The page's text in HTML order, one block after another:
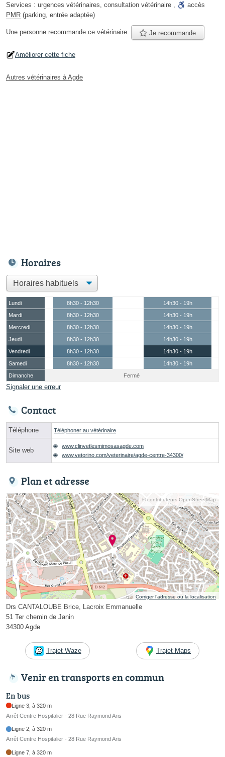
Services : urgences vétérinaires, consultation vétérinaire ,
accès
PMR (parking, entrée adaptée)
Une personne recommande ce vétérinaire. Je recommande
Améliorer cette fiche
Autres vétérinaires à Agde
Horaires
Lundi 8h30 - 12h30
14h30 - 19h
Mardi
8h30 - 12h30
14h30 - 19h
Mercredi
8h30 - 12h30
14h30 - 19h
Jeudi
8h30 - 12h30
14h30 - 19h
Vendredi
8h30 - 12h30
14h30 - 19h
Samedi
8h30 - 12h30
14h30 - 19h
Dimanche
Fermé
Signaler une erreur
Contact
Téléphone Téléphoner au vétérinaire
Site web
www.clinvetlesmimosasagde.com
www.vetorino.com/veterinaire/agde-centre-34300/
Plan et adresse
© contributeurs OpenStreetMap
Corriger l’adresse ou la localisation
Drs CANTALOUBE Brice, Lacroix Emmanuelle
51 Ter chemin de Janin
34300 Agde
Trajet Waze Trajet Maps
Venir en transports en commun
En bus
Ligne 3, à 320 m
Arrêt Centre Hospitalier - 28 Rue Raymond Aris
Ligne 2, à 320 m
Arrêt Centre Hospitalier - 28 Rue Raymond Aris
Ligne 7, à 320 m